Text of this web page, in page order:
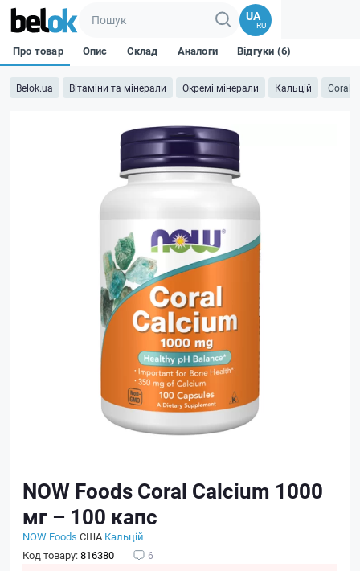
UA
RU
Belok.ua Вітаміни та мінерали Окремі мінерали Кальцій Coral
Про товар Опис Склад Аналоги Відгуки (6)
NOW Foods Coral Calcium 1000
мг – 100 капс
NOW Foods США Кальцій
Код товару:816380 6